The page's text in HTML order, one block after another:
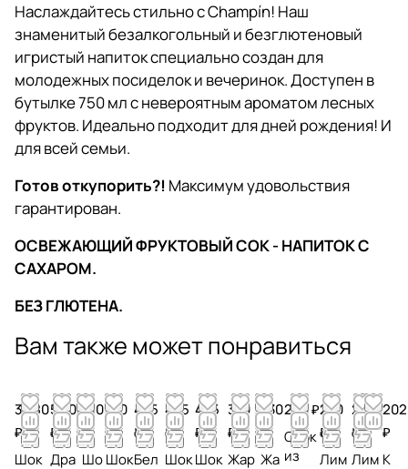
Наслаждайтесь стильно с Champín! Наш
знаменитый безалкогольный и безглютеновый
игристый напиток специально создан для
молодежных посиделок и вечеринок. Доступен в
бутылке 750 мл с невероятным ароматом лесных
фруктов. Идеально подходит для дней рождения! И
для всей семьи.
Готов откупорить?! Максимум удовольствия
гарантирован.
ОСВЕЖАЮЩИЙ ФРУКТОВЫЙ СОК - НАПИТОК С
САХАРОМ.
БЕЗ ГЛЮТЕНА.
Вам также может понравиться
3 680
₽
Шок
5 708
₽
Дра
510
₽
Шо
510
₽
Шок
405
₽
Бел
405
₽
Шок
405
₽
Шок
330
₽
Жар
330
₽
Жа
250 ₽
Снэк
из
230
₽
Лим
230
₽
Лим
202
₽
К